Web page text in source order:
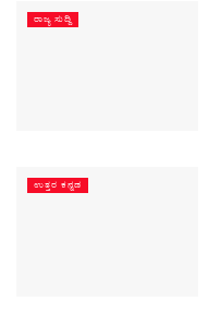
ರಾಜ್ಯ ಸುದ್ದಿ
ಉತ್ತರ ಕನ್ನಡ